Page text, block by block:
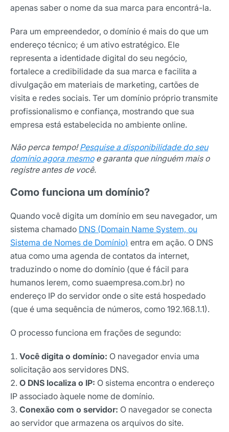
apenas saber o nome da sua marca para encontrá-la.
Para um empreendedor, o domínio é mais do que um
endereço técnico; é um ativo estratégico. Ele
representa a identidade digital do seu negócio,
fortalece a credibilidade da sua marca e facilita a
divulgação em materiais de marketing, cartões de
visita e redes sociais. Ter um domínio próprio transmite
profissionalismo e confiança, mostrando que sua
empresa está estabelecida no ambiente online.
Não perca tempo!Pesquise a disponibilidade do seu
domínio agora mesmoe garanta que ninguém mais o
registre antes de você.
Como funciona um domínio?
Quando você digita um domínio em seu navegador, um
sistema chamado DNS (Domain Name System, ou
Sistema de Nomes de Domínio) entra em ação. O DNS
atua como uma agenda de contatos da internet,
traduzindo o nome do domínio (que é fácil para
humanos lerem, como suaempresa.com.br) no
endereço IP do servidor onde o site está hospedado
(que é uma sequência de números, como 192.168.1.1).
O processo funciona em frações de segundo:
Você digita o domínio: O navegador envia uma
solicitação aos servidores DNS.
O DNS localiza o IP: O sistema encontra o endereço
IP associado àquele nome de domínio.
Conexão com o servidor: O navegador se conecta
ao servidor que armazena os arquivos do site.